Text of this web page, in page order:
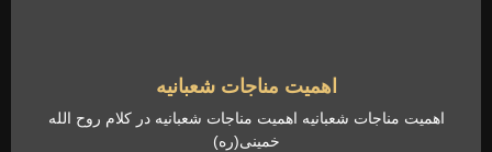
اهمیت مناجات شعبانیه
اهمیت مناجات شعبانیه اهمیت مناجات شعبانیه در کلام روح الله
خمینی(ره)